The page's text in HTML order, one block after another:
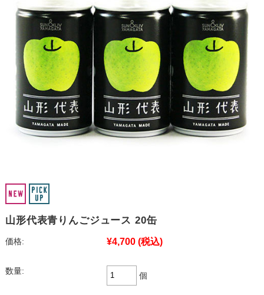
山形代表青りんごジュース 20缶
価格: ¥4,700 (税込)
数量: 個